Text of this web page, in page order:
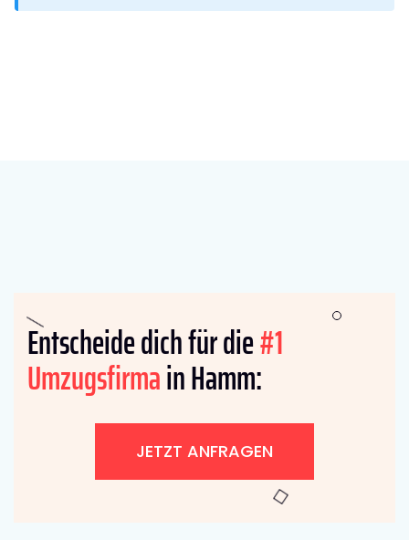
Entscheide dich für die#1
Umzugsfirmain Hamm:
JETZT ANFRAGEN